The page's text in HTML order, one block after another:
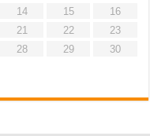
14 15
16
21 22
23
28 29
30